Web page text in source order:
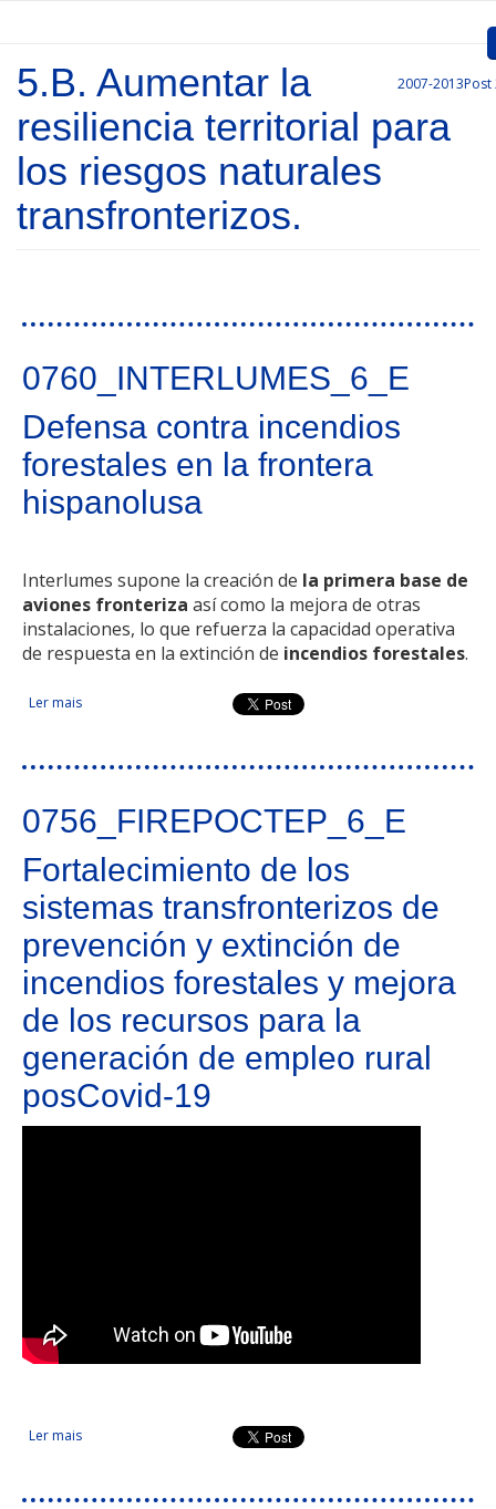
Inicio
Apresentação
Convocatórias
Gestão de Projetos
Ligações
2007-2013Post
5.B. Aumentar la
resiliencia territorial para
los riesgos naturales
transfronterizos.
0760_INTERLUMES_6_E
Defensa contra incendios
forestales en la frontera
hispanolusa
Interlumes supone la creación de la primera base de
aviones fronteriza así como la mejora de otras
instalaciones, lo que refuerza la capacidad operativa
de respuesta en la extinción de incendios forestales.
Ler mais acerca de Defensa contra incendios forestales en la frontera
0756_FIREPOCTEP_6_E
Fortalecimiento de los
sistemas transfronterizos de
prevención y extinción de
incendios forestales y mejora
de los recursos para la
generación de empleo rural
posCovid-19
Ler mais acerca de Fortalecimiento de los sistemas transfronterizos de
prevención y extinción de incendios forestales y mejora de los